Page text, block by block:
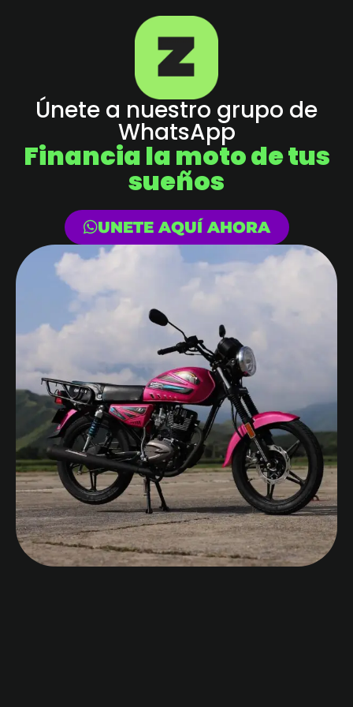
Únete a nuestro grupo de
WhatsApp
Financia la moto de tus
sueños
UNETE AQUÍ AHORA